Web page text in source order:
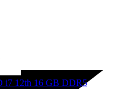
i7 12th 16 GB DDR5